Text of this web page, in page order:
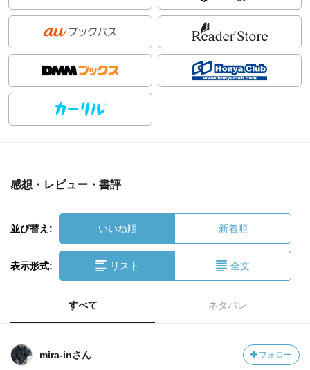
感想・レビュー・書評
並び替え: いいね順 新着順
表示形式: リスト 全文
すべて ネタバレ
mira-inさん フォロー